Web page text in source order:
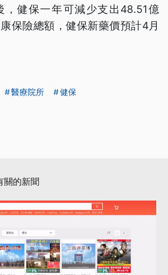
，健保一年可減少支出48.51億
保險總額，健保新藥價預計4月
醫療院所
健保
關的新聞